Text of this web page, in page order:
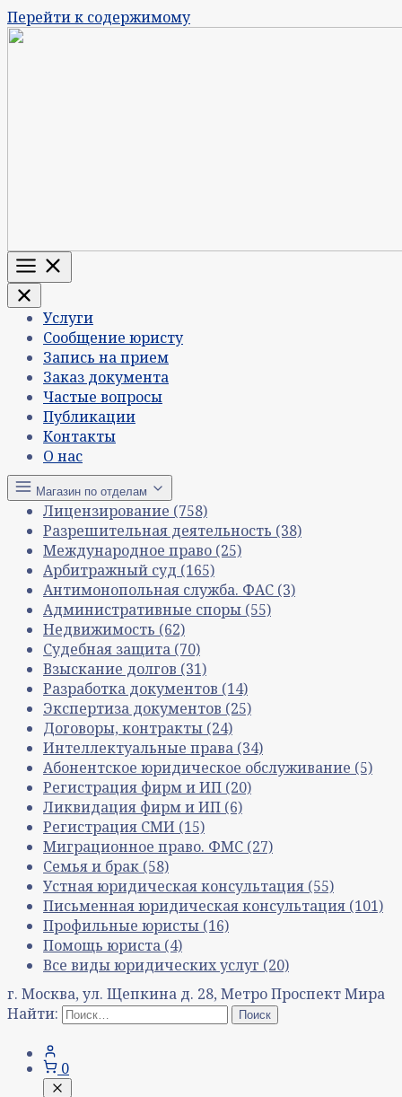
Перейти к содержимому
Меню
Услуги
Сообщение юристу
Запись на прием
Заказ документа
Частые вопросы
Публикации
Контакты
О нас
Магазин по отделам
Лицензирование (758)
Разрешительная деятельность (38)
Международное право (25)
Арбитражный суд (165)
Антимонопольная служба. ФАС (3)
Административные споры (55)
Недвижимость (62)
Судебная защита (70)
Взыскание долгов (31)
Разработка документов (14)
Экспертиза документов (25)
Договоры, контракты (24)
Интеллектуальные права (34)
Абонентское юридическое обслуживание (5)
Регистрация фирм и ИП (20)
Ликвидация фирм и ИП (6)
Регистрация СМИ (15)
Миграционное право. ФМС (27)
Семья и брак (58)
Устная юридическая консультация (55)
Письменная юридическая консультация (101)
Профильные юристы (16)
Помощь юриста (4)
Все виды юридических услуг (20)
г. Москва, ул. Щепкина д. 28, Метро Проспект Мира
Найти:
0